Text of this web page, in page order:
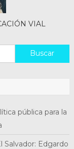
VIAL
Buscar:
pública para la
Salvador: Edgardo